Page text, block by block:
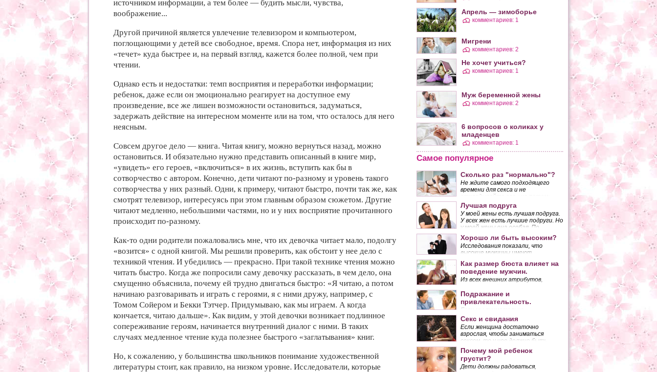
источником информации, а тем более — будить мысли, чувства,
воображение...
Другой причиной является увлечение телевизором и компьютером,
поглощающими у детей все свободное, время. Спора нет, информация из них
«течет» куда быстрее и, на первый взгляд, кажется более полной, чем при
чтении.
Однако есть и недостатки: темп восприятия и переработки информации;
ребенок, даже если он эмоционально реагирует на доступное ему
произведение, все же лишен возможности остановиться, задуматься,
задержать действие на интересном моменте или на том, что осталось для него
неясным.
Совсем другое дело — книга. Читая книгу, можно вернуться назад, можно
остановиться. И обязательно нужно представить описанный в книге мир,
«увидеть» его героев, «включиться» в их жизнь, вступить как бы в
сотворчество с автором. Конечно, дети читают по-разному и уровень такого
сотворчества у них разный. Одни, к примеру, читают быстро, почти так же, как
смотрят телевизор, интересуясь при этом главным образом сюжетом. Другие
читают медленно, небольшими частями, но и у них восприятие прочитанного
происходит по-разному.
Как-то одни родители пожаловались мне, что их девочка читает мало, подолгу
«возится» с одной книгой. Мы решили проверить, как обстоит у нее дело с
техникой чтения. И убедились — прекрасно. При такой технике чтения можно
читать быстро. Когда же попросили саму девочку рассказать, в чем дело, она
смущенно объяснила, почему ей трудно двигаться быстро: «Я читаю, а потом
начинаю разговаривать и играть с героями, я с ними дружу, например, с
Томом Сойером и Бекки Тэтчер. Придумываю, как мы играем. А когда
кончается, читаю дальше». Как видим, у этой девочки возникает подлинное
сопереживание героям, начинается внутренний диалог с ними. В таких
случаях медленное чтение куда полезнее быстрого «заглатывания» книг.
Но, к сожалению, у большинства школьников понимание художественной
литературы стоит, как правило, на низком уровне. Исследователи, которые
Апрель — зимоборье
комментариев: 1
Мигрени
комментариев: 2
Не хочет учиться?
комментариев: 1
Муж беременной жены
комментариев: 2
6 вопросов о коликах у
младенцев
комментариев: 1
Самое популярное
Сколько раз "нормально"?
Не ждите самого подходящего
времени для секса и не
откладывайте его «на потом»,
если желанный момент так и не
наступает. Вы должны понять,
что, поступая таким образом, вы
разрушаете основу своего брака.
Лучшая подруга
У моей жены есть лучшая подруга.
У всех жен есть лучшие подруги. Но
у моей жены она особая. По
крайней мере, так думаю я.
Хорошо ли быть высоким?
Исследования показали, что
высокие мужчины имеют
неоспоримые преимущества перед
низкорослыми.
Как размер бюста влияет на
поведение мужчин.
Из всех внешних атрибутов,
наибольшее количество мужских
взглядов притягивает ее грудь.
Подражание и
привлекательность.
Если мы внимательно
присмотримся к двум
разговаривающим людям, то
заметим, что они копируют
жесты друг друга. Это
бессознательно.
Секс и свидания
Если женщина достаточно
взрослая, чтобы заниматься
сексом, то у нее должно быть
собственное мнение по поводу
того, чего она ожидает от
половой близости с мужчиной.
Почему мой ребенок
грустит?
Дети должны радоваться,